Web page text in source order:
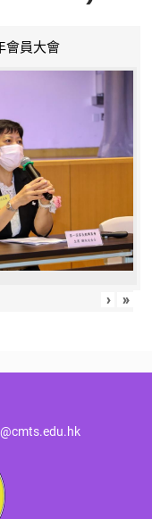
會員大會
› »